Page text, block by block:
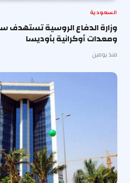
السعودية
وزارة الدفاع الروسية تستهدف
ومعدات أوكرانية بأوديسا
منذ يومين